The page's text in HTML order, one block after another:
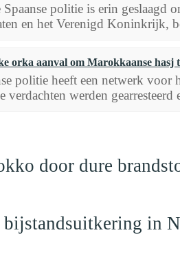
Spaanse politie is erin geslaagd
en het Verenigd Koninkrijk,
orka aanval om Marokkaanse hasj
politie heeft een netwerk
verdachten werden
door dure
in